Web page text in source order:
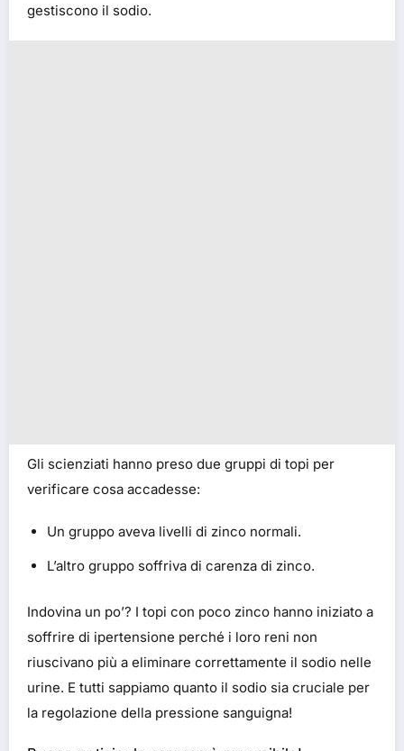
gestiscono il sodio.
Gli scienziati hanno preso due gruppi di topi per
verificare cosa accadesse:
Un gruppo aveva livelli di zinco normali.
L’altro gruppo soffriva di carenza di zinco.
Indovina un po’? I topi con poco zinco hanno iniziato a
soffrire di ipertensione perché i loro reni non
riuscivano più a eliminare correttamente il sodio nelle
urine. E tutti sappiamo quanto il sodio sia cruciale per
la regolazione della pressione sanguigna!